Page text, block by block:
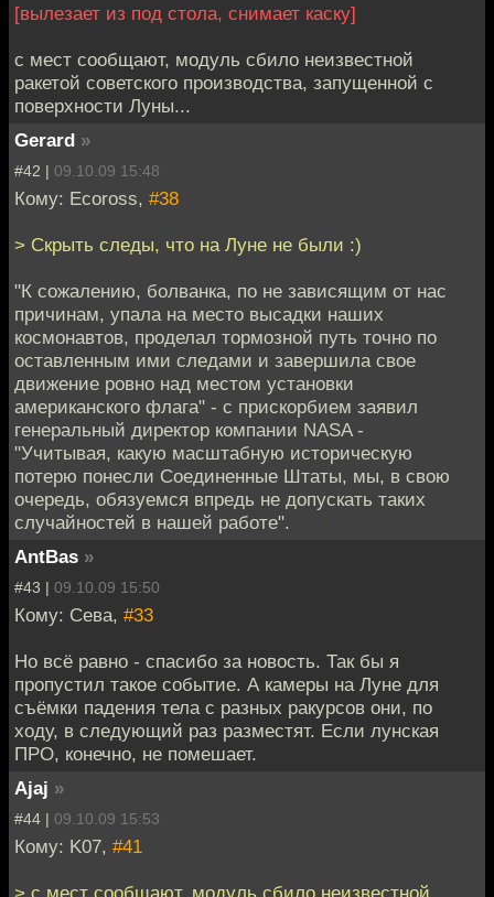
[вылезает из под стола, снимает каску]
с мест сообщают, модуль сбило неизвестной
ракетой советского производства, запущенной с
поверхности Луны...
Gerard »
#42 | 09.10.09 15:48
Кому: Ecoross, #38
> Скрыть следы, что на Луне не были :)
"К сожалению, болванка, по не зависящим от нас
причинам, упала на место высадки наших
космонавтов, проделал тормозной путь точно по
оставленным ими следами и завершила свое
движение ровно над местом установки
американского флага" - с прискорбием заявил
генеральный директор компании NASA -
"Учитывая, какую масштабную историческую
потерю понесли Соединенные Штаты, мы, в свою
очередь, обязуемся впредь не допускать таких
случайностей в нашей работе".
AntBas »
#43 | 09.10.09 15:50
Кому: Сева, #33
Но всё равно - спасибо за новость. Так бы я
пропустил такое событие. А камеры на Луне для
съёмки падения тела с разных ракурсов они, по
ходу, в следующий раз разместят. Если лунская
ПРО, конечно, не помешает.
Ajaj »
#44 | 09.10.09 15:53
Кому: K07, #41